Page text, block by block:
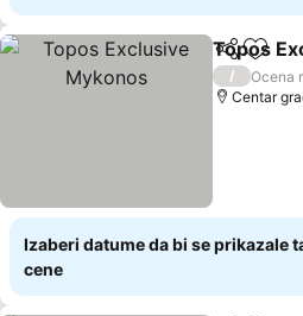
Deli
Topos
/
Ocena
Centar
Izaberi datume da bi se prikazale
cene